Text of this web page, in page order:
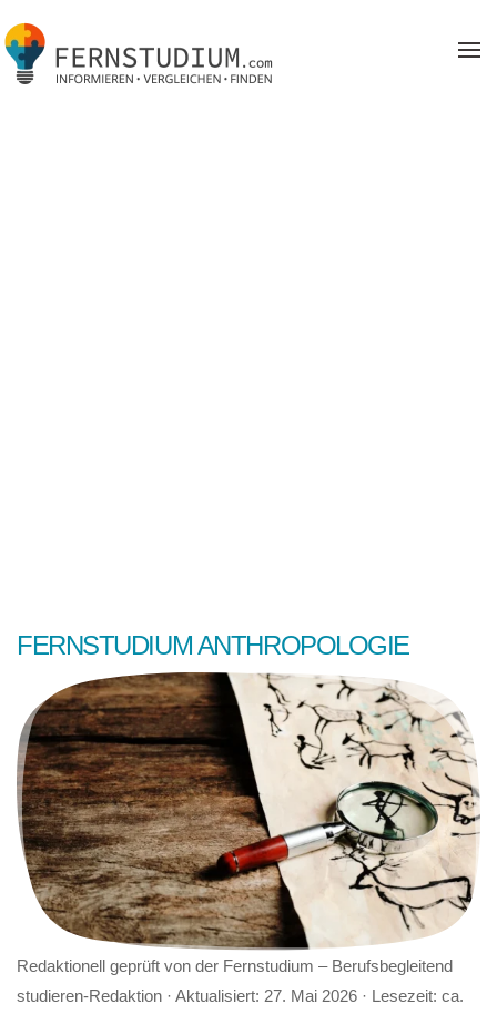
Zum Hauptinhalt springen
FERNSTUDIUM ANTHROPOLOGIE
Redaktionell geprüft von der Fernstudium – Berufsbegleitend
studieren-Redaktion · Aktualisiert: 27. Mai 2026 · Lesezeit: ca.